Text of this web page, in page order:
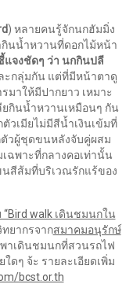
) หลายคนรู้จักนกฮัมมิ่ง
กินน้ำหวานที่ดอกไม้หน้า
แจงชัดๆ ว่า นกกินปลี
ะกลุ่มกัน แต่ที่มีหน้าตาดู
มาให้มีปากยาว เหมาะ
ยกินน้ำหวานเหมือนๆ กัน
วเมียไม่มีสีน้ำเงินเข้มที่
ตัวผู้ชุดขนหลังจับคู่ผสม
ฉพาะที่กลางคอเท่านั้น
สีส้มที่บริเวณรักแร้ของ
walkเดินชมนกใน
ยากรจากสมาคมอนุรักษ์
พาเดินชมนกที่สวนรถไฟ
ดๆ จ้ะ รายละเอียดเพิ่ม
bcst.or.th